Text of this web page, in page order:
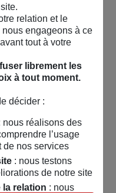
relation et le
engageons à ce
tout à votre
librement les
à tout moment.
décider :
réalisons des
l’usage
de nos services
: nous testons
de notre site
la relation : nous